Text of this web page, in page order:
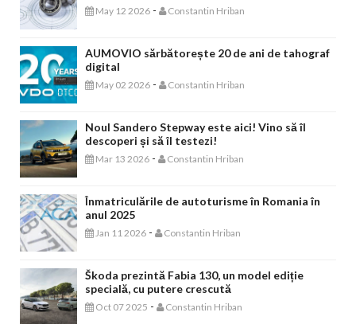
May 12 2026 - Constantin Hriban
AUMOVIO sărbătorește 20 de ani de tahograf
digital
May 02 2026 - Constantin Hriban
Noul Sandero Stepway este aici! Vino să îl
descoperi și să îl testezi!
Mar 13 2026 - Constantin Hriban
Înmatriculările de autoturisme în Romania în
anul 2025
Jan 11 2026 - Constantin Hriban
Škoda prezintă Fabia 130, un model ediție
specială, cu putere crescută
Oct 07 2025 - Constantin Hriban